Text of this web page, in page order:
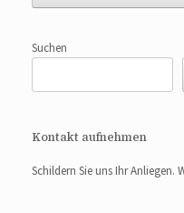
Suchen
Kontakt aufnehmen
Schildern Sie uns Ihr Anliegen.